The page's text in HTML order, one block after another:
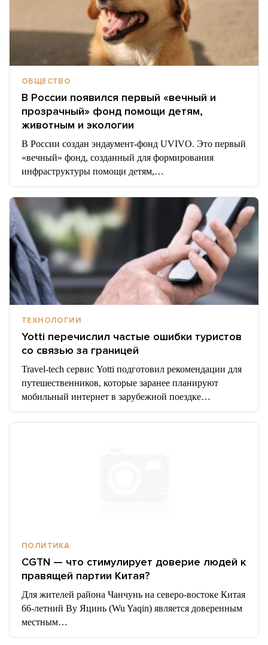
ОБЩЕСТВО
В России появился первый «вечный и
прозрачный» фонд помощи детям,
животным и экологии
В России создан эндаумент-фонд UVIVO. Это первый
«вечный» фонд, созданный для формирования
инфраструктуры помощи детям,…
ТЕХНОЛОГИИ
Yotti перечислил частые ошибки туристов
со связью за границей
Travel-tech сервис Yotti подготовил рекомендации для
путешественников, которые заранее планируют
мобильный интернет в зарубежной поездке…
ПОЛИТИКА
CGTN — что стимулирует доверие людей к
правящей партии Китая?
Для жителей района Чанчунь на северо-востоке Китая
66-летний Ву Яцинь (Wu Yaqin) является доверенным
местным…